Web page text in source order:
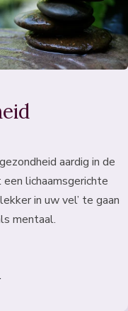
aardig in de
lichaamsgerichte
in uw vel’ te gaan
mentaal.